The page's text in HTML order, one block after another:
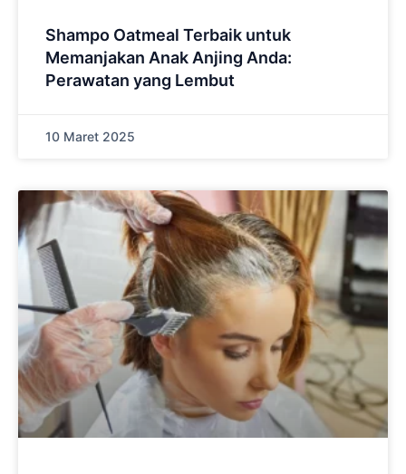
Shampo Oatmeal Terbaik untuk
Memanjakan Anak Anjing Anda:
Perawatan yang Lembut
10 Maret 2025